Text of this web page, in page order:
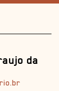
da